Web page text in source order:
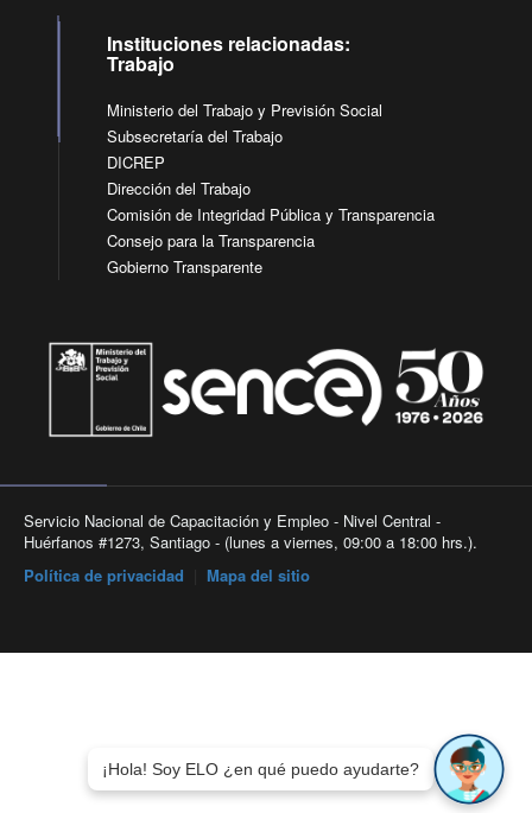
Instituciones relacionadas:
Trabajo
Ministerio del Trabajo y Previsión Social
Subsecretaría del Trabajo
DICREP
Dirección del Trabajo
Comisión de Integridad Pública y Transparencia
Consejo para la Transparencia
Gobierno Transparente
Servicio Nacional de Capacitación y Empleo - Nivel Central -
Huérfanos #1273, Santiago - (lunes a viernes, 09:00 a 18:00 hrs.).
Política de privacidad
Mapa del sitio
¡Hola! Soy ELO ¿en qué puedo ayudarte?